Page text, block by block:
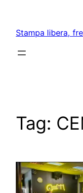
content
Stampa libera,
Tag: